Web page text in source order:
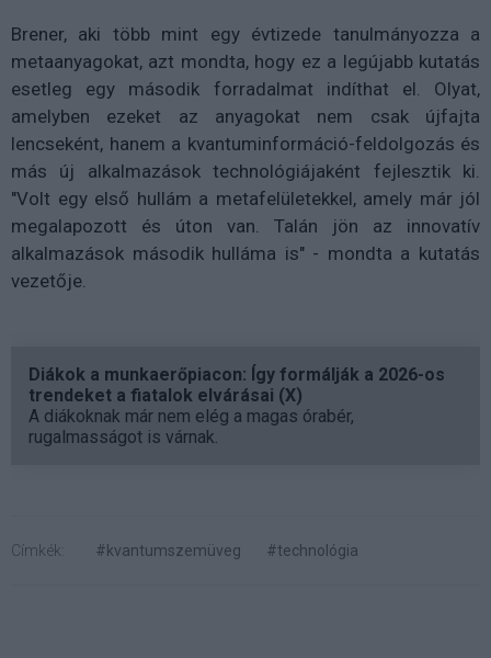
Brener, aki több mint egy évtizede tanulmányozza a
metaanyagokat, azt mondta, hogy ez a legújabb kutatás
esetleg egy második forradalmat indíthat el. Olyat,
amelyben ezeket az anyagokat nem csak újfajta
lencseként, hanem a kvantuminformáció-feldolgozás és
más új alkalmazások technológiájaként fejlesztik ki.
"Volt egy első hullám a metafelületekkel, amely már jól
megalapozott és úton van. Talán jön az innovatív
alkalmazások második hulláma is" - mondta a kutatás
vezetője.
Diákok a munkaerőpiacon: Így formálják a 2026-os
trendeket a fiatalok elvárásai (X)
A diákoknak már nem elég a magas órabér,
rugalmasságot is várnak.
Címkék: #kvantumszemüveg #technológia